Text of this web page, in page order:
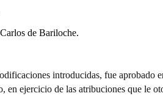
de Bariloche.
introducidas, fue aprobado
en ejercicio de las atribuciones que le